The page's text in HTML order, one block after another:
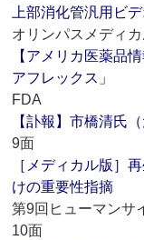
上部消化管汎用ビ
オリンパスメディ
【アメリカ医薬品
アフレックス」
FDA
【訃報】市橋清氏
9面
［メディカル版］
けの重要性指摘
第9回ヒューマンサ
10面